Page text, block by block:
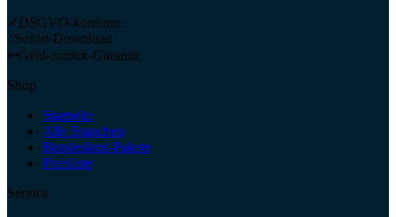
✓ DSGVO-konform
↓Sofort-Download
↩Geld-zurück-Garantie
Shop
Startseite
Alle Branchen
Bundesland-Pakete
Preisliste
Service